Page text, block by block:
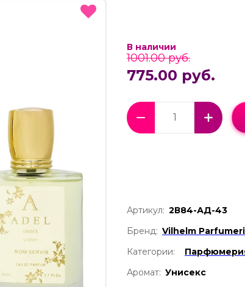
В наличии
1001.00 руб.
775.00 руб.
Артикул: 2В84-АД-43
Бренд: Vilhelm
Категории:
Аромат: Унисекс